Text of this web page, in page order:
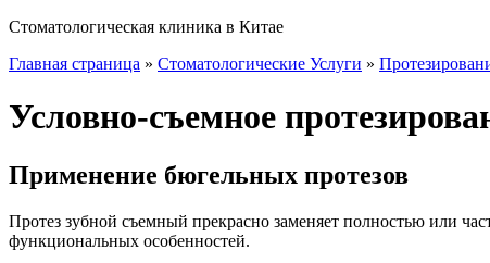
Стоматологическая клиника в Китае
Главная страница » Стоматологические Услуги »
Условно-съемное
Применение бюгельных протезов
Протез зубной съемный прекрасно заменяет полностью или
функциональных особенностей.